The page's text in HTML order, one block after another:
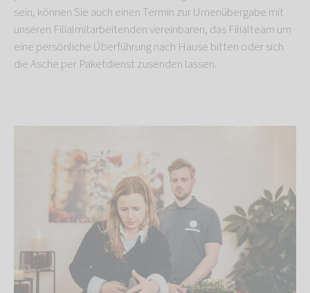
sein, können Sie auch einen Termin zur Urnenübergabe mit
unseren Filialmitarbeitenden vereinbaren, das Filialteam um
eine persönliche Überführung nach Hause bitten oder sich
die Asche per Paketdienst zusenden lassen.